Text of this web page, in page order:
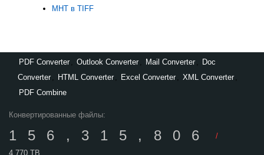
MHT в TIFF
PDF Converter Outlook Converter Mail Converter
Doc
Converter
HTML Converter Excel Converter XML Converter
PDF Combine
Конвертированные файлы:
156,315,806
/
4,770 TB